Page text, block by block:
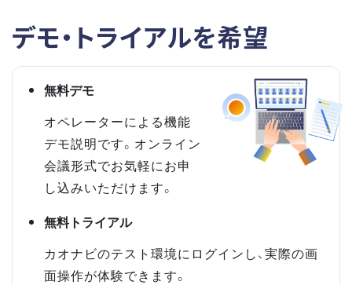
デモ・トライアルを希望
無料デモ
オペレーターによる機能
デモ説明です。オンライン
会議形式でお気軽にお申
し込みいただけます。
無料トライアル
カオナビのテスト環境にログインし、実際の画
面操作が体験できます。